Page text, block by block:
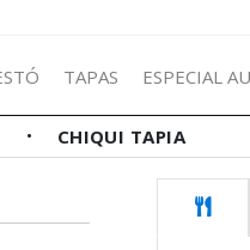
TAPAS ESPECIAL
CHIQUI TAPIA